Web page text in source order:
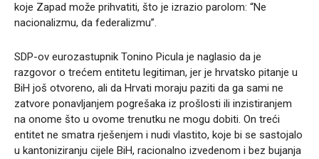
koje Zapad može prihvatiti, što je izrazio parolom: “Ne
nacionalizmu, da federalizmu”.
SDP-ov eurozastupnik Tonino Picula je naglasio da je
razgovor o trećem entitetu legitiman, jer je hrvatsko pitanje u
BiH još otvoreno, ali da Hrvati moraju paziti da ga sami ne
zatvore ponavljanjem pogrešaka iz prošlosti ili inzistiranjem
na onome što u ovome trenutku ne mogu dobiti. On treći
entitet ne smatra rješenjem i nudi vlastito, koje bi se sastojalo
u kantoniziranju cijele BiH, racionalno izvedenom i bez bujanja